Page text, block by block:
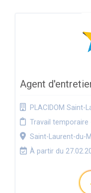
Agent
PLACIDOM Saint-
Travail temporaire
Saint-Laurent-du-
À partir du